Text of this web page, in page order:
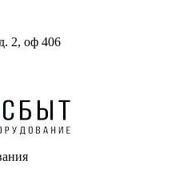
2, оф 406